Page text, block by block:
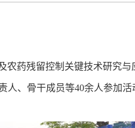
药残留控制关键技术研究与
、骨干成员等40余人参加